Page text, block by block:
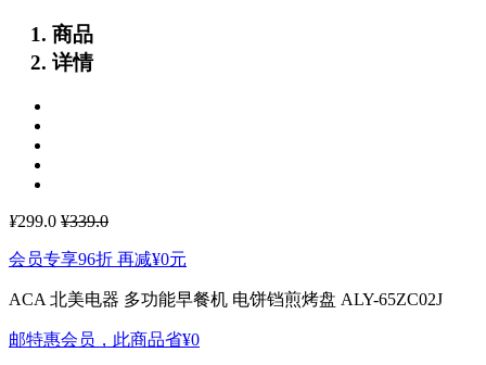
商品
详情
¥299.0 ¥339.0
会员专享96折 再减¥0元
ACA 北美电器 多功能早餐机 电饼铛煎烤盘 ALY-65ZC02J
邮特惠会员，此商品省¥0